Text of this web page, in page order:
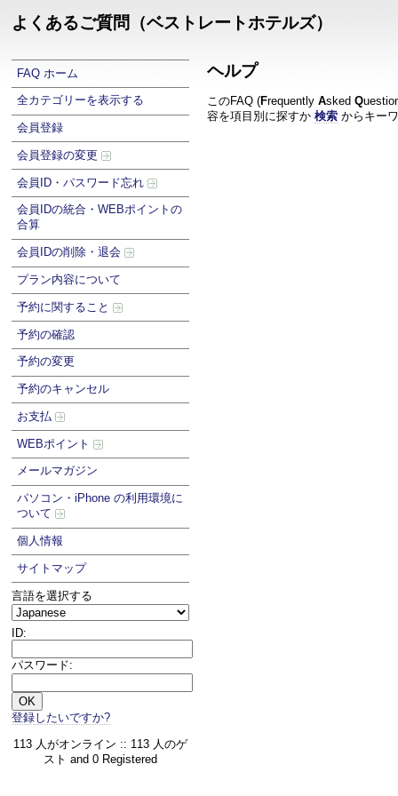
よくあるご質問（ベストレートホテルズ）
FAQ ホーム
全カテゴリーを表示する
会員登録
会員登録の変更
会員ID・パスワード忘れ
会員IDの統合・WEBポイントの
合算
会員IDの削除・退会
プラン内容について
予約に関すること
予約の確認
予約の変更
予約のキャンセル
お支払
WEBポイント
メールマガジン
パソコン・iPhone の利用環境に
ついて
個人情報
サイトマップ
言語を選択する
ID:
パスワード:
登録したいですか?
113 人がオンライン :: 113 人のゲ
スト and 0 Registered
ヘルプ
このFAQ (Frequently Asked Q
容を項目別に探すか 検索からキー